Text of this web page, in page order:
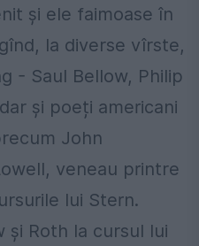
și ele faimoase în
la diverse vîrste,
- Saul Bellow, Philip
și poeți americani
John
veneau printre
lui Stern.
și Roth la cursul lui